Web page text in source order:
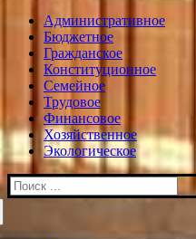
Административное
Бюджетное
Гражданское
Конституционное
Семейное
Трудовое
Финансовое
Хозяйственное
Экологическое
Искать: